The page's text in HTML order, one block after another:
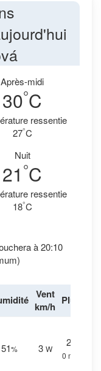
Après-midi
30°C
ressentie
27°C
Nuit
21 °C
ressentie
18°C
à 20:10
Vent
km/h Pluie
51% 3 W
2
0 mm.